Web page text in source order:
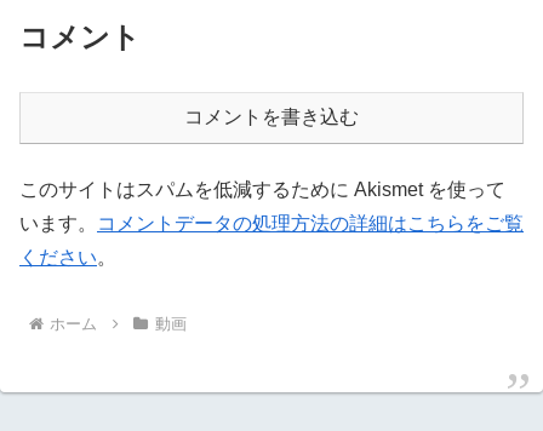
コメント
コメントを書き込む
このサイトはスパムを低減するために Akismet を使って
います。
コメントデータの処理方法の詳細はこちらをご覧
ください。
ホーム 動画